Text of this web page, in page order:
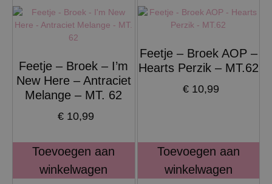
Feetje – Broek – I’m
New Here – Antraciet
Melange – MT. 62
€ 10,99
Toevoegen aan
winkelwagen
Feetje – Broek AOP –
Hearts Perzik – MT.62
€10,99
Toevoegen aan
winkelwagen